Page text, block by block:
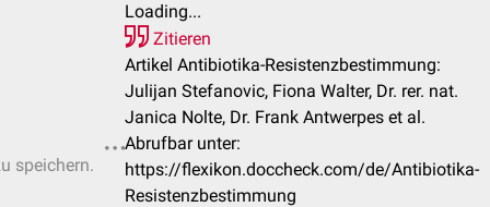
speichern.
Loading...
Zitieren
Artikel Antibiotika-Resistenzbestimmung:
Julijan Stefanovic, Fiona Walter, Dr. rer. nat.
Janica Nolte, Dr. Frank Antwerpes et al.
Abrufbar unter:
https://flexikon.doccheck.com/de/Antibiotika-
Resistenzbestimmung